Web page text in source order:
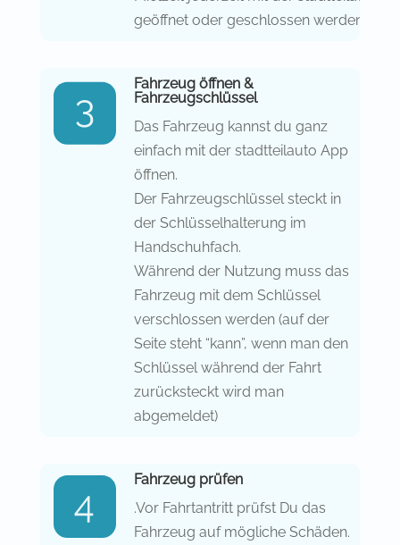
geöffnet oder geschlossen werden.
Fahrzeug öffnen &
Fahrzeugschlüssel
Das Fahrzeug kannst du ganz
einfach mit der stadtteilauto App
öffnen.
Der Fahrzeugschlüssel steckt in
der Schlüsselhalterung im
Handschuhfach.
Während der Nutzung muss das
Fahrzeug mit dem Schlüssel
verschlossen werden (auf der
Seite steht “kann”, wenn man den
Schlüssel während der Fahrt
zurücksteckt wird man
abgemeldet)
Fahrzeug prüfen
.Vor Fahrtantritt prüfst Du das
Fahrzeug auf mögliche Schäden.